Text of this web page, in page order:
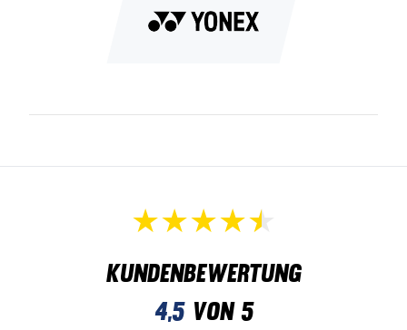
Kundenbewertung
4,5von 5